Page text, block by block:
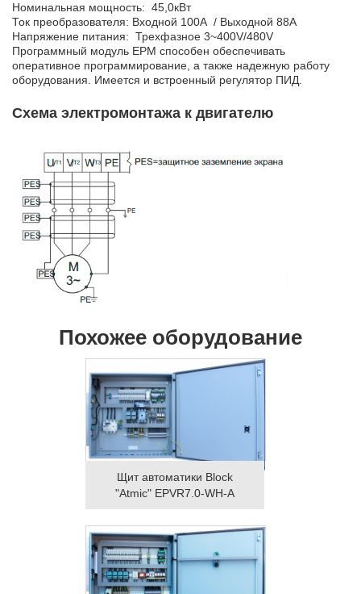
Номинальная мощность: 45,0кВт
Ток преобразователя: Входной 100А / Выходной 88А
Напряжение питания: Трехфазное 3~400V/480V
Программный модуль EPM способен обеспечивать
оперативное программирование, а также надежную работу
оборудования. Имеется и встроенный регулятор ПИД.
Схема электромонтажа к двигателю
Похожее оборудование
Щит автоматики Block
"Atmic" EPVR7.0-WH-A